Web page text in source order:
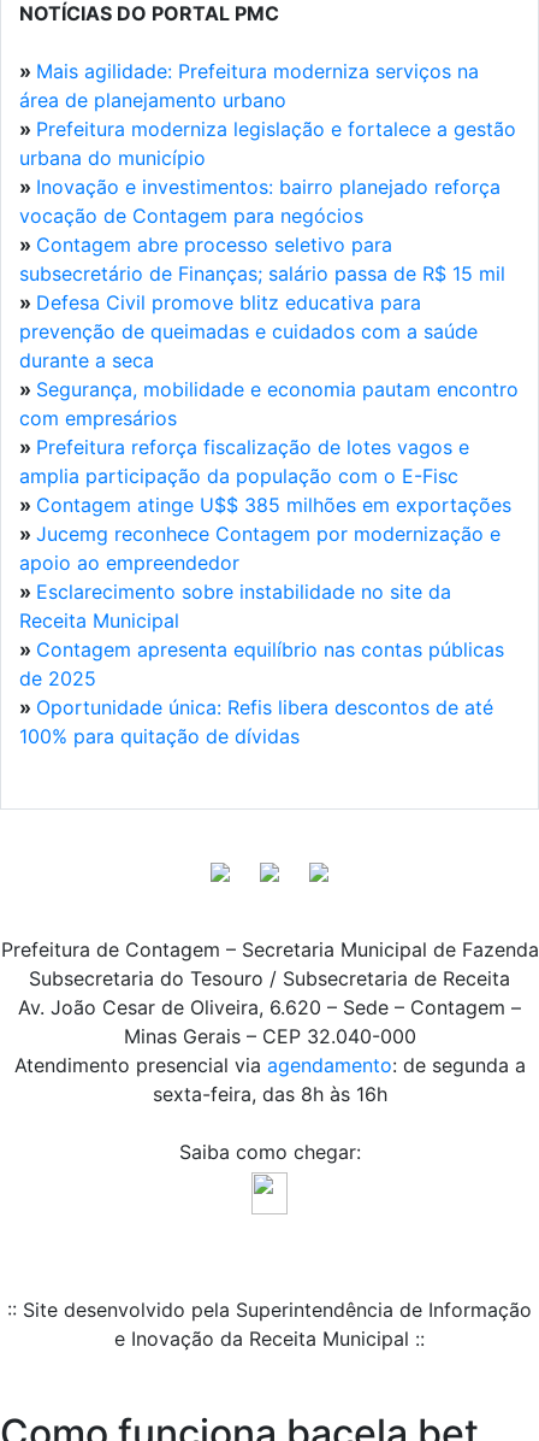
NOTÍCIAS DO PORTAL PMC
» Mais agilidade: Prefeitura moderniza serviços na
área de planejamento urbano
» Prefeitura moderniza legislação e fortalece a gestão
urbana do município
» Inovação e investimentos: bairro planejado reforça
vocação de Contagem para negócios
» Contagem abre processo seletivo para
subsecretário de Finanças; salário passa de R$ 15 mil
» Defesa Civil promove blitz educativa para
prevenção de queimadas e cuidados com a saúde
durante a seca
» Segurança, mobilidade e economia pautam encontro
com empresários
» Prefeitura reforça fiscalização de lotes vagos e
amplia participação da população com o E-Fisc
» Contagem atinge U$$ 385 milhões em exportações
» Jucemg reconhece Contagem por modernização e
apoio ao empreendedor
» Esclarecimento sobre instabilidade no site da
Receita Municipal
» Contagem apresenta equilíbrio nas contas públicas
de 2025
» Oportunidade única: Refis libera descontos de até
100% para quitação de dívidas
Prefeitura de Contagem – Secretaria Municipal de Fazenda
Subsecretaria do Tesouro / Subsecretaria de Receita
Av. João Cesar de Oliveira, 6.620 – Sede – Contagem –
Minas Gerais – CEP 32.040-000
Atendimento presencial via agendamento: de segunda a
sexta-feira, das 8h às 16h
Saiba como chegar:
:: Site desenvolvido pela Superintendência de Informação
e Inovação da Receita Municipal ::